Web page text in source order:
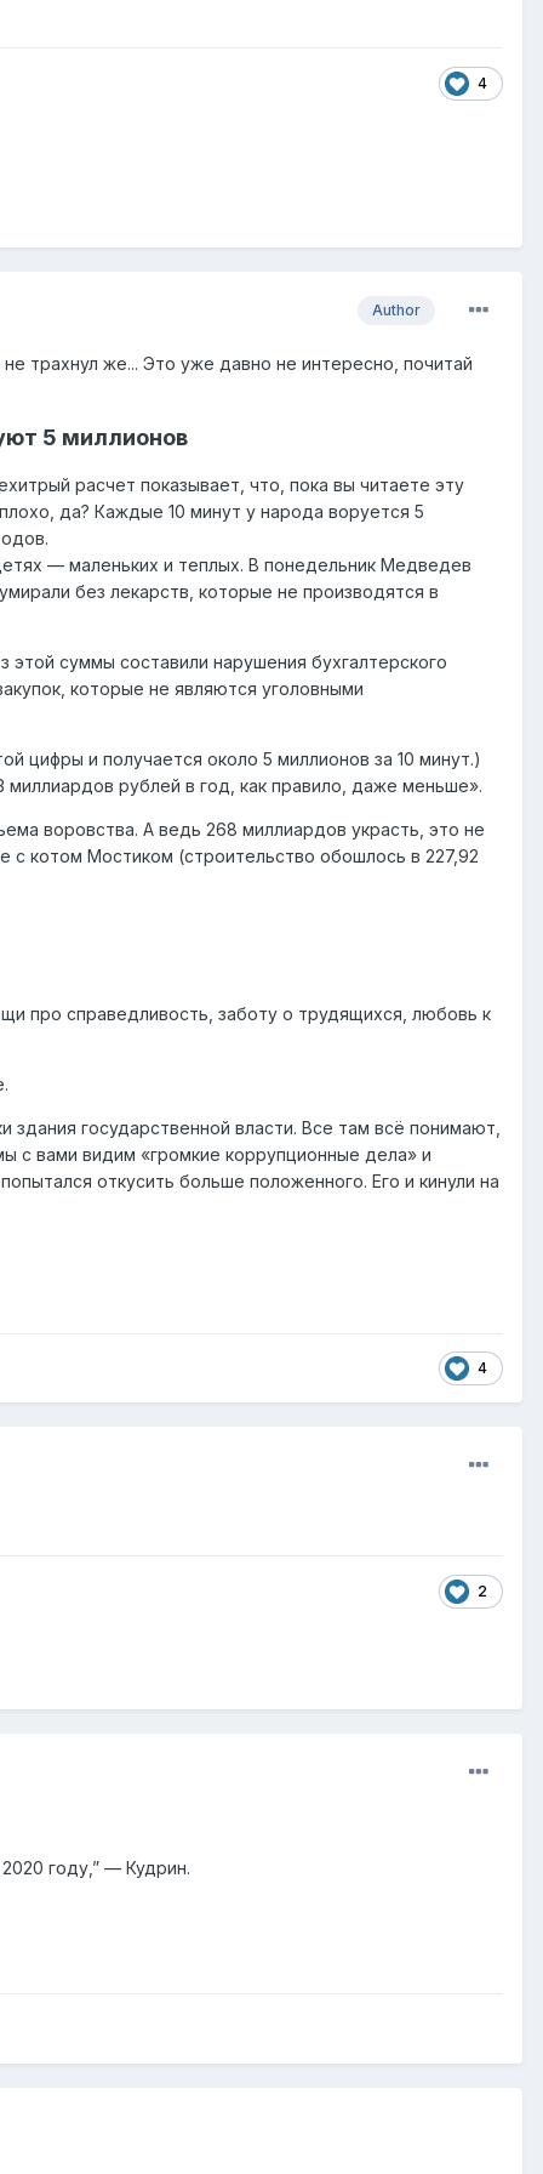
4
Author
не трахнул же... Это уже давно не интересно, почитай
5 миллионов
расчет показывает, что, пока вы читаете эту
да? Каждые 10 минут у народа воруется 5
— маленьких и теплых. В понедельник Медведев
без лекарств, которые не производятся в
суммы составили нарушения бухгалтерского
которые не являются уголовными
цифры и получается около 5 миллионов за 10 минут.)
рублей в год, как правило, даже меньше».
воровства. А ведь 268 миллиардов украсть, это не
с котом Мостиком (строительство обошлось в 227,92
про справедливость, заботу о трудящихся, любовь к
государственной власти. Все там всё понимают,
с вами видим «громкие коррупционные дела» и
откусить больше положенного. Его и кинули на
4
2
году,” — Кудрин.